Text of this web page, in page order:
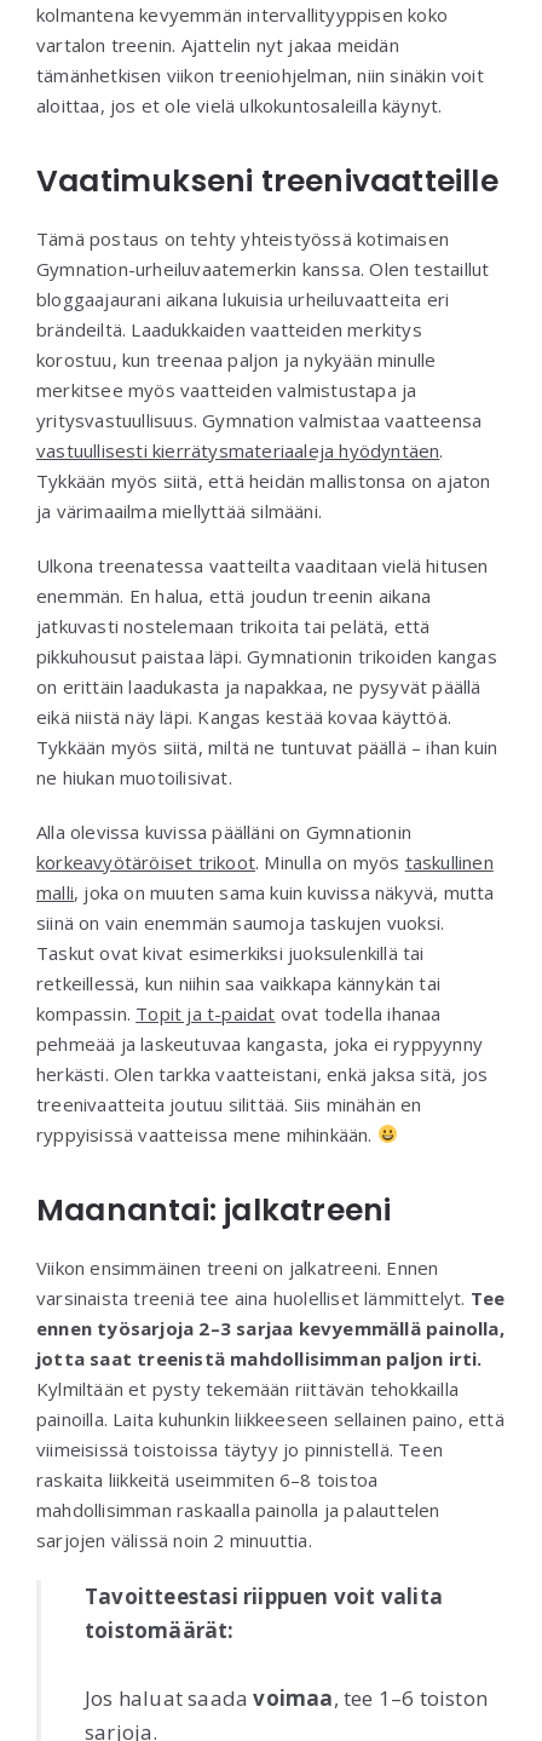
kolmantena kevyemmän intervallityyppisen koko
vartalon treenin. Ajattelin nyt jakaa meidän
tämänhetkisen viikon treeniohjelman, niin sinäkin voit
aloittaa, jos et ole vielä ulkokuntosaleilla käynyt.
Vaatimukseni treenivaatteille
Tämä postaus on tehty yhteistyössä kotimaisen
Gymnation-urheiluvaatemerkin kanssa. Olen testaillut
bloggaajaurani aikana lukuisia urheiluvaatteita eri
brändeiltä. Laadukkaiden vaatteiden merkitys
korostuu, kun treenaa paljon ja nykyään minulle
merkitsee myös vaatteiden valmistustapa ja
yritysvastuullisuus. Gymnation valmistaa vaatteensa
vastuullisesti kierrätysmateriaaleja hyödyntäen.
Tykkään myös siitä, että heidän mallistonsa on ajaton
ja värimaailma miellyttää silmääni.
Ulkona treenatessa vaatteilta vaaditaan vielä hitusen
enemmän. En halua, että joudun treenin aikana
jatkuvasti nostelemaan trikoita tai pelätä, että
pikkuhousut paistaa läpi. Gymnationin trikoiden kangas
on erittäin laadukasta ja napakkaa, ne pysyvät päällä
eikä niistä näy läpi. Kangas kestää kovaa käyttöä.
Tykkään myös siitä, miltä ne tuntuvat päällä – ihan kuin
ne hiukan muotoilisivat.
Alla olevissa kuvissa päälläni on Gymnationin
korkeavyötäröiset trikoot. Minulla on myös taskullinen
malli, joka on muuten sama kuin kuvissa näkyvä, mutta
siinä on vain enemmän saumoja taskujen vuoksi.
Taskut ovat kivat esimerkiksi juoksulenkillä tai
retkeillessä, kun niihin saa vaikkapa kännykän tai
kompassin. Topit ja t-paidat ovat todella ihanaa
pehmeää ja laskeutuvaa kangasta, joka ei ryppyynny
herkästi. Olen tarkka vaatteistani, enkä jaksa sitä, jos
treenivaatteita joutuu silittää. Siis minähän en
ryppyisissä vaatteissa mene mihinkään.
Maanantai: jalkatreeni
Viikon ensimmäinen treeni on jalkatreeni. Ennen
varsinaista treeniä tee aina huolelliset lämmittelyt. Tee
ennen työsarjoja 2–3 sarjaa kevyemmällä painolla,
jotta saat treenistä mahdollisimman paljon irti.
Kylmiltään et pysty tekemään riittävän tehokkailla
painoilla. Laita kuhunkin liikkeeseen sellainen paino, että
viimeisissä toistoissa täytyy jo pinnistellä. Teen
raskaita liikkeitä useimmiten 6–8 toistoa
mahdollisimman raskaalla painolla ja palauttelen
sarjojen välissä noin 2 minuuttia.
Tavoitteestasi riippuen voit valita
toistomäärät:
Jos haluat saadavoimaa, tee 1–6 toiston
sarjoja.